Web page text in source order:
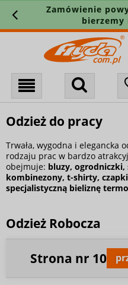
Zamówienie
bierzemy
Odzież do pracy
Trwała, wygodna i elegancka
rodzaju prac w bardzo
obejmuje: bluzy, ogrodniczki,
kombinezony, t-shirty, czapki
specjalistyczną bieliznę
Odzież Robocza
Strona nr 10